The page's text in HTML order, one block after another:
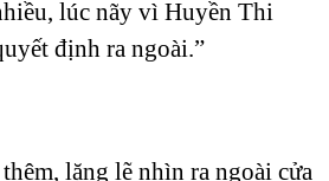
lúc nãy vì Huyền Thi
định ra ngoài.”
lặng lẽ nhìn ra ngoài cửa